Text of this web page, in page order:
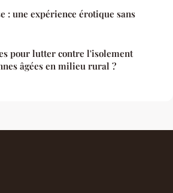
: une expérience érotique sans
pour lutter contre l'isolement
âgées en milieu rural ?